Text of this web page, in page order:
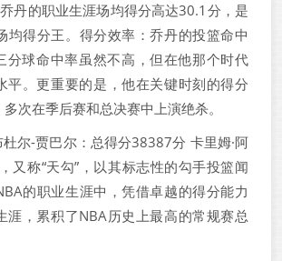
丹的职业生涯场均得分高达30.1分，是
均得分王。得分效率：乔丹的投篮命中
分球命中率虽然不高，但在他那个时代
平。更重要的是，他在关键时刻的得分
次在季后赛和总决赛中上演绝杀。
杜尔-贾巴尔：总得分38387分 卡里姆·阿
又称“天勾”，以其标志性的勾手投篮闻
的职业生涯中，凭借卓越的得分能力
涯，累积了NBA历史上最高的常规赛总